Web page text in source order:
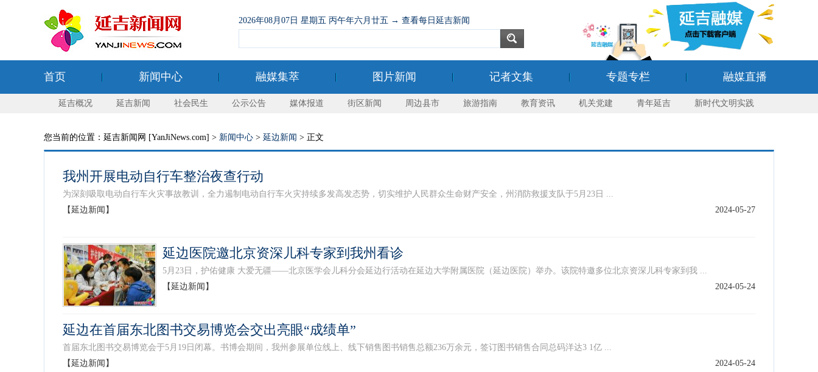
2026年08月07日 星期五 丙午年六月廿五 → 查看每日延吉新闻
首页 新闻中心 融媒集萃 图片新闻 记者文集 专题专栏 融媒直播
延吉概况 延吉新闻 社会民生 公示公告 媒体报道 街区新闻 周边县市 旅游指南 教育资讯 机关党建 青年延吉 新时代文明实践
您当前的位置：延吉新闻网 [YanJiNews.com] > 新闻中心 > 延边新闻 > 正文
我州开展电动自行车整治夜查行动
为深刻吸取电动自行车火灾事故教训，全力遏制电动自行车火灾持续多发高发态势，切实维护人民群众生命财产安全，州消防救援支队于5月23日 ...
2024-05-27
【延边新闻】
延边医院邀北京资深儿科专家到我州看诊
5月23日，护佑健康 大爱无疆——北京医学会儿科分会延边行活动在延边大学附属医院（延边医院）举办。该院特邀多位北京资深儿科专家到我 ...
2024-05-24
【延边新闻】
延边在首届东北图书交易博览会交出亮眼“成绩单”
首届东北图书交易博览会于5月19日闭幕。书博会期间，我州参展单位线上、线下销售图书销售总额236万余元，签订图书销售合同总码洋达3 1亿 ...
2024-05-24
【延边新闻】